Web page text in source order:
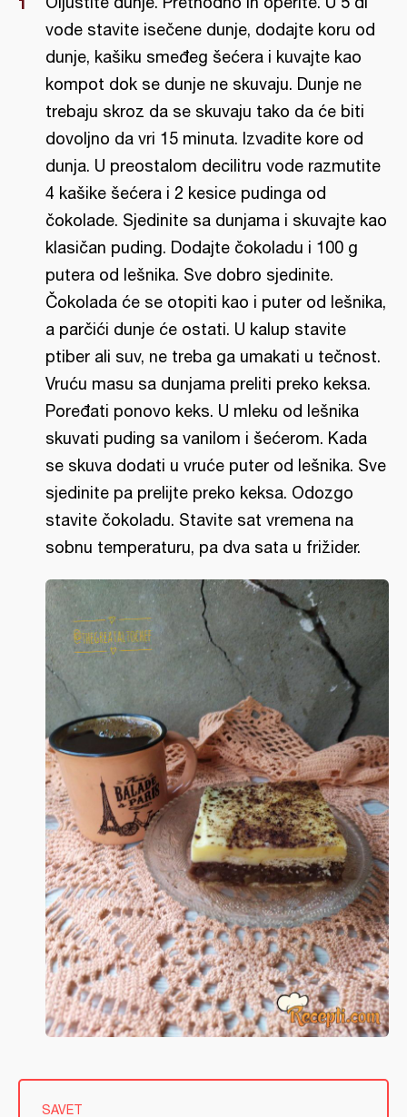
vode stavite isečene dunje, dodajte koru od
dunje, kašiku smeđeg šećera i kuvajte kao
kompot dok se dunje ne skuvaju. Dunje ne
trebaju skroz da se skuvaju tako da će biti
dovoljno da vri 15 minuta. Izvadite kore od
dunja. U preostalom decilitru vode razmutite
4 kašike šećera i 2 kesice pudinga od
čokolade. Sjedinite sa dunjama i skuvajte kao
klasičan puding. Dodajte čokoladu i 100 g
putera od lešnika. Sve dobro sjedinite.
Čokolada će se otopiti kao i puter od lešnika,
a parčići dunje će ostati. U kalup stavite
ptiber ali suv, ne treba ga umakati u tečnost.
Vruću masu sa dunjama preliti preko keksa.
Poređati ponovo keks. U mleku od lešnika
skuvati puding sa vanilom i šećerom. Kada
se skuva dodati u vruće puter od lešnika. Sve
sjedinite pa prelijte preko keksa. Odozgo
stavite čokoladu. Stavite sat vremena na
sobnu temperaturu, pa dva sata u frižider.
SAVET